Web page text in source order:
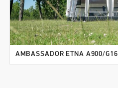
AMBASSADOR ETNA A900/G16